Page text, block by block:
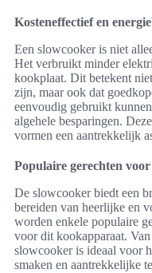
Kosteneffectief en
Een slowcooker is niet
Het verbruikt minder
kookplaat. Dit betekent
zijn, maar ook dat
eenvoudig gebruikt
algehele besparingen. Deze
vormen een aantrekkelijk
Populaire gerechten
De slowcooker biedt een
bereiden van heerlijke en
worden enkele populaire
voor dit kookapparaat.
slowcooker is ideaal voor
smaken en aantrekkelijke